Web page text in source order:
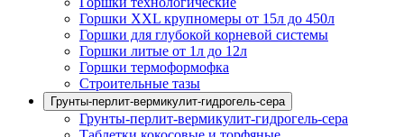
Горшки XXL крупномеры от 15л до 450л
Горшки для глубокой корневой системы
Горшки литые от 1л до 12л
Горшки термоформофка
Строительные тазы
Грунты-перлит-вермикулит-гидрогель-сера
Грунты-перлит-вермикулит-гидрогель-сера